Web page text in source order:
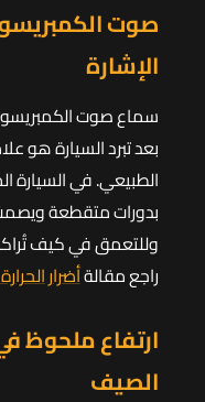
صوت
الإشارة
سماع صوت
بعد تبرد السيارة هو
الطبيعي. في السيارة
بدورات متقطعة ويصمت
وللتعمق في كيف تُراكم
راجع مقالةأضرار
ارتفاع ملحوظ
الصيف